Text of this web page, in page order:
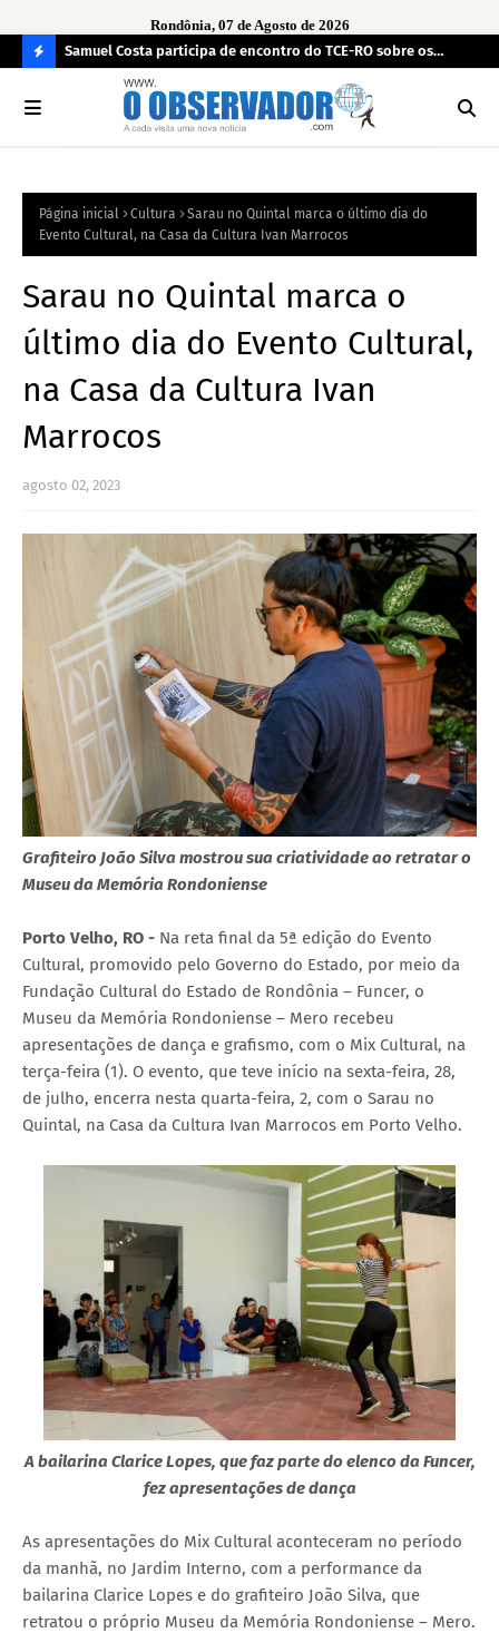
Rondônia, 07 de Agosto de 2026
O
R
Samuel Costa participa de encontro do TCE-RO sobre os
desafios de Rondônia para os próximos quatro anos
Página inicial Cultura
Sarau no Quintal marca o último dia do
Evento Cultural, na Casa da Cultura Ivan Marrocos
Sarau no Quintal marca o
último dia do Evento Cultural,
na Casa da Cultura Ivan
Marrocos
agosto 02, 2023
Grafiteiro João Silva mostrou sua criatividade ao retratar o
Museu da Memória Rondoniense
Porto Velho, RO - Na reta final da 5ª edição do Evento
Cultural, promovido pelo Governo do Estado, por meio da
Fundação Cultural do Estado de Rondônia – Funcer, o
Museu da Memória Rondoniense – Mero recebeu
apresentações de dança e grafismo, com o Mix Cultural, na
terça-feira (1). O evento, que teve início na sexta-feira, 28,
de julho, encerra nesta quarta-feira, 2, com o Sarau no
Quintal, na Casa da Cultura Ivan Marrocos em Porto Velho.
A bailarina Clarice Lopes, que faz parte do elenco da Funcer,
fez apresentações de dança
As apresentações do Mix Cultural aconteceram no período
da manhã, no Jardim Interno, com a performance da
bailarina Clarice Lopes e do grafiteiro João Silva, que
retratou o próprio Museu da Memória Rondoniense – Mero.